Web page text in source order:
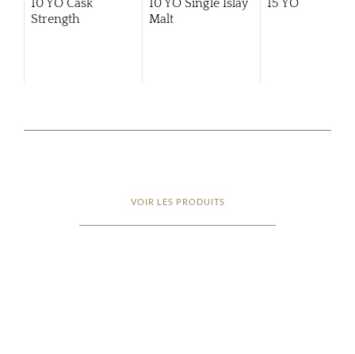
10 YO Cask
Strength
10 YO Single Islay
Malt
15 YO
VOIR LES PRODUITS